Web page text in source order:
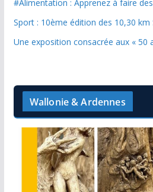
#Alimentation : Apprenez à faire
Sport : 10ème édition des 10,30 km
Une exposition consacrée aux « 50
Wallonie & Ardennes